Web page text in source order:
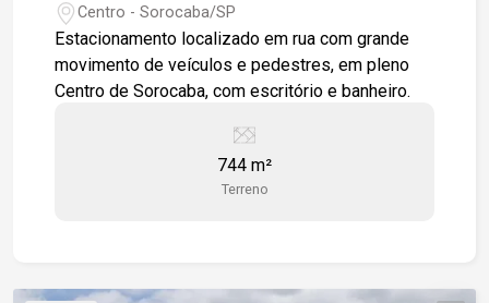
Centro - Sorocaba/SP
Estacionamento localizado em rua com grande
movimento de veículos e pedestres, em pleno
Centro de Sorocaba, com escritório e banheiro.
744 m²
Terreno